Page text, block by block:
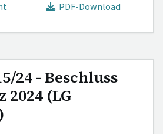
PDF-Download
24 - Beschluss
2024 (LG